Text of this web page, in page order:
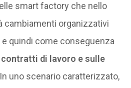
smart factory che nello
cambiamenti organizzativi
quindi come conseguenza
di lavoro e sulle
uno scenario caratterizzato,